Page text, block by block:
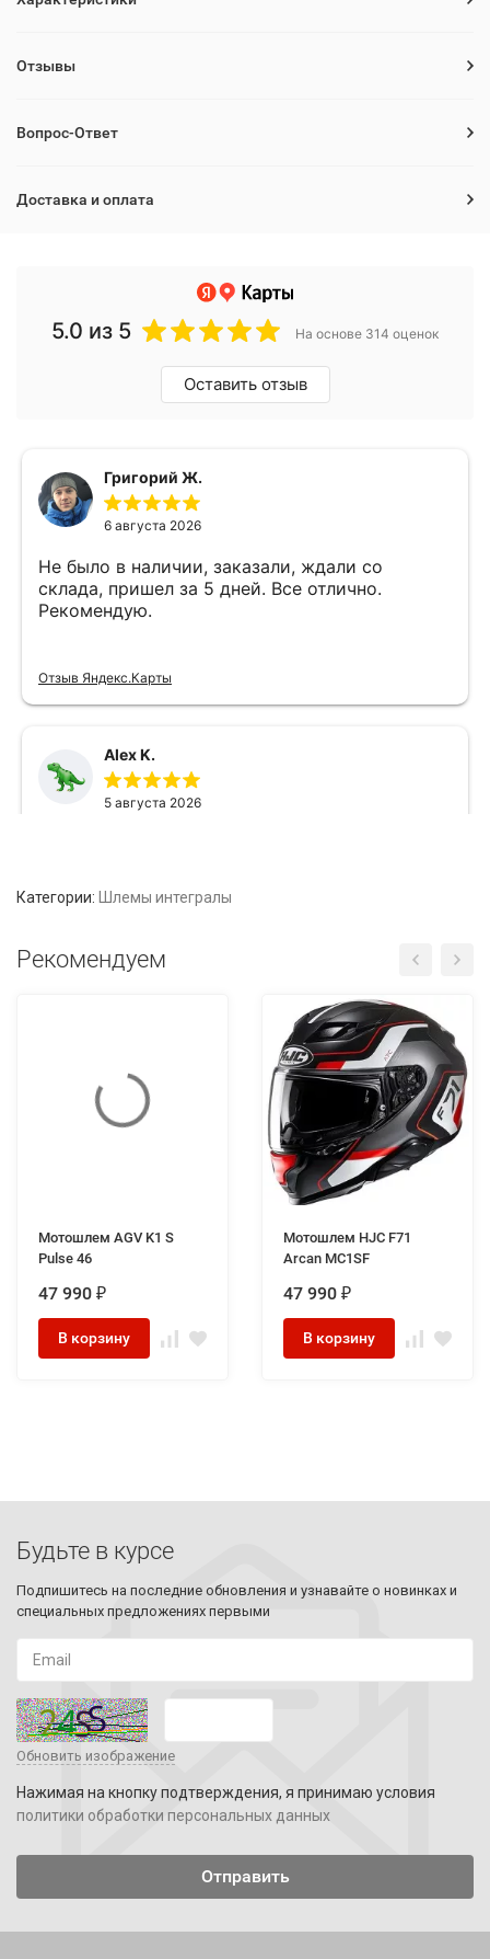
Отзывы
Вопрос-Ответ
Доставка и оплата
Категории: Шлемы интегралы
Рекомендуем
Мотошлем AGV K1 S
Pulse 46
47 990 ₽
В корзину
Мотошлем HJC F71
Arcan MC1SF
47 990 ₽
В корзину
Будьте в курсе
Подпишитесь на последние обновления и узнавайте о новинках и
специальных предложениях первыми
Обновить изображение
Нажимая на кнопку подтверждения, я принимаю условия
политики обработки персональных данных